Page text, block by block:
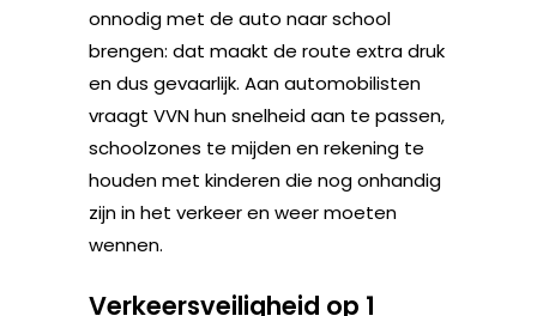
onnodig met de auto naar school
brengen: dat maakt de route extra druk
en dus gevaarlijk. Aan automobilisten
vraagt VVN hun snelheid aan te passen,
schoolzones te mijden en rekening te
houden met kinderen die nog onhandig
zijn in het verkeer en weer moeten
wennen.
Verkeersveiligheid op 1